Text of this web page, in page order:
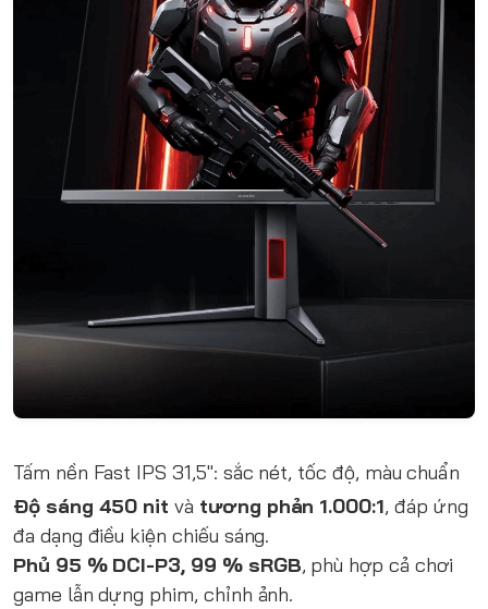
Tấm nền Fast IPS 31,5″: sắc nét, tốc độ, màu chuẩn
Độ sáng 450 nit và tương phản 1.000:1, đáp ứng
đa dạng điều kiện chiếu sáng.
Phủ 95 % DCI-P3, 99 % sRGB, phù hợp cả chơi
game lẫn dựng phim, chỉnh ảnh.